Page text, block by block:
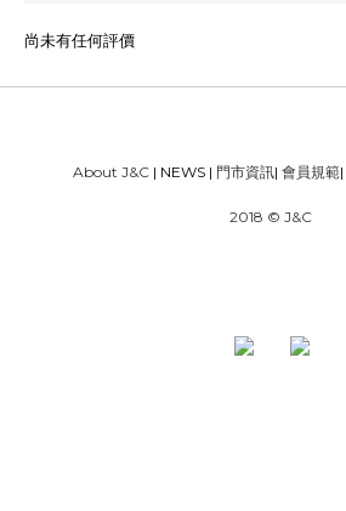
尚未有任何評價
About J&C | NEWS | 門市資訊| 會員規範|
2018 © J&C